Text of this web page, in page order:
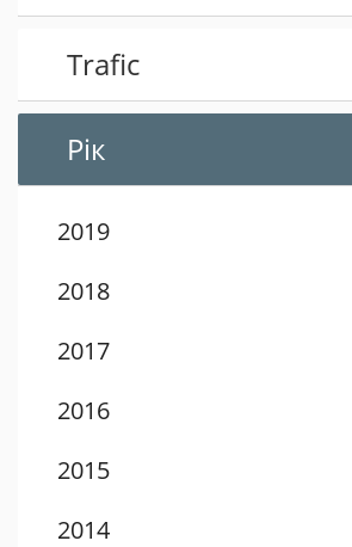
Trafic
Рік
2019
2018
2017
2016
2015
2014